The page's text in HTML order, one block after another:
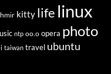
kitty life linux
ntp oo.o opera photo
taiwan travel ubuntu